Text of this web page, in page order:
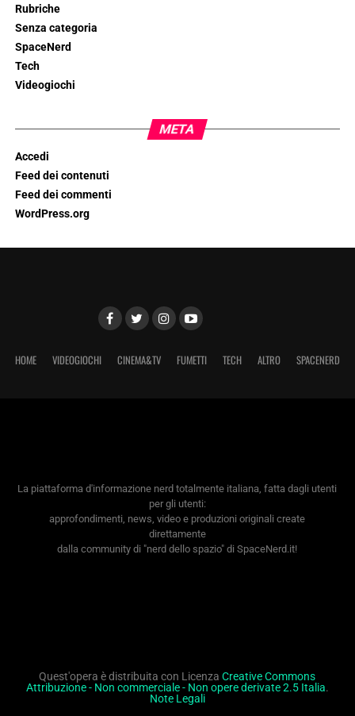
Rubriche
Senza categoria
SpaceNerd
Tech
Videogiochi
META
Accedi
Feed dei contenuti
Feed dei commenti
WordPress.org
HOME VIDEOGIOCHI CINEMA&TV FUMETTI TECH ALTRO SPACENERD
La piattaforma d'informazione nerd totalmente italiana, fatta dagli utenti
per gli utenti:
approfondimenti, news, video e produzioni originali create
direttamente
dalla community di "nerd dello spazio" di SpaceNerd.it!
Quest'opera è distribuita con LicenzaCreative Commons
Attribuzione - Non commerciale - Non opere derivate 2.5 Italia.
Note Legali